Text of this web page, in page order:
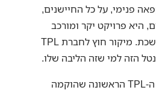
פנימי, על כל החיישנים,
היא פרויקט יקר ומורכב
שדורש מומחיות מתמשכת. מיקור חוץ לחברת TPL
הזה למי שזה הליבה שלו.
אנו בלוגיסטיקר חברת ה-TPL הראשונה שהוקמה